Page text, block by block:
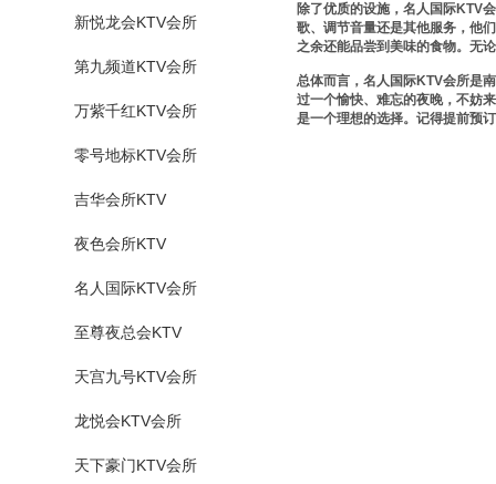
新悦龙会KTV会所
第九频道KTV会所
万紫千红KTV会所
零号地标KTV会所
吉华会所KTV
夜色会所KTV
名人国际KTV会所
至尊夜总会KTV
天宫九号KTV会所
龙悦会KTV会所
天下豪门KTV会所
除了优质的设施，名人国际KTV
歌、调节音量还是其他服务，他
之余还能品尝到美味的食物。无
总体而言，名人国际KTV会所是
过一个愉快、难忘的夜晚，不妨
是一个理想的选择。记得提前预